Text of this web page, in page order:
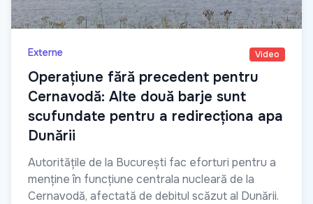
Externe Video
Operațiune fără precedent pentru
Cernavodă: Alte două barje sunt
scufundate pentru a redirecționa apa
Dunării
Autoritățile de la București fac eforturi pentru a
menține în funcțiune centrala nucleară de la
Cernavodă, afectată de debitul scăzut al Dunării.